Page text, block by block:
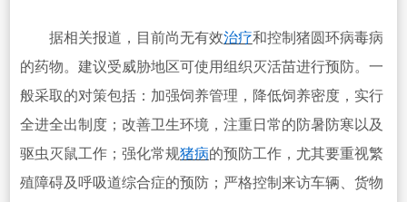
据相关报道，目前尚无有效治疗和控制猪圆环病毒病
的药物。建议受威胁地区可使用组织灭活苗进行预防。一
般采取的对策包括：加强饲养管理，降低饲养密度，实行
全进全出制度；改善卫生环境，注重日常的防暑防寒以及
驱虫灭鼠工作；强化常规猪病的预防工作，尤其要重视繁
殖障碍及呼吸道综合症的预防；严格控制来访车辆、货物